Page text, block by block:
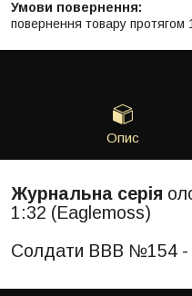
повернення товару протягом
Опис
Журнальна серія
1:32 (Eaglemoss)
Солдати ВВВ №154 -